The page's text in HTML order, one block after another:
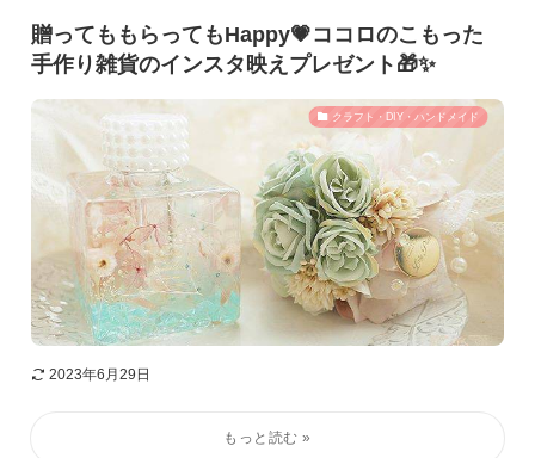
贈ってももらってもHappy💗ココロのこもった
手作り雑貨のインスタ映えプレゼント🎁✨
クラフト・DIY・ハンドメイド
2023年6月29日